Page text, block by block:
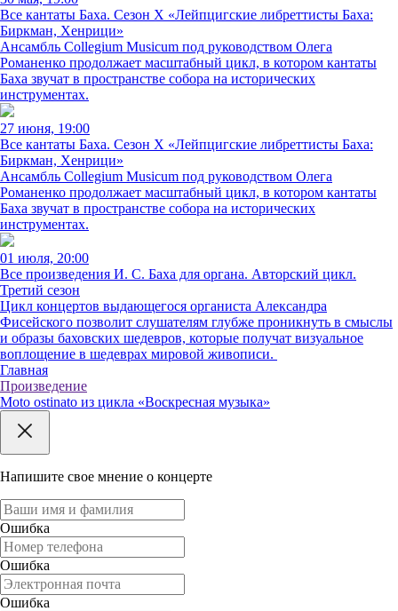
Все кантаты Баха. Сезон X «Лейпцигские либреттисты Баха:
Биркман, Хенрици»
Ансамбль Collegium Musicum под руководством Олега
Романенко продолжает масштабный цикл, в котором кантаты
Баха звучат в пространстве собора на исторических
инструментах.
27 июня, 19:00
Все кантаты Баха. Сезон X «Лейпцигские либреттисты Баха:
Биркман, Хенрици»
Ансамбль Collegium Musicum под руководством Олега
Романенко продолжает масштабный цикл, в котором кантаты
Баха звучат в пространстве собора на исторических
инструментах.
01 июля, 20:00
Все произведения И. С. Баха для органа. Авторский цикл.
Третий сезон
Цикл концертов выдающегося органиста Александра
Фисейского позволит слушателям глубже проникнуть в смыслы
и образы баховских шедевров, которые получат визуальное
воплощение в шедеврах мировой живописи.
Главная
Произведение
Moto ostinato из цикла «Воскресная музыка»
Напишите свое мнение о концерте
Ошибка
Ошибка
Ошибка